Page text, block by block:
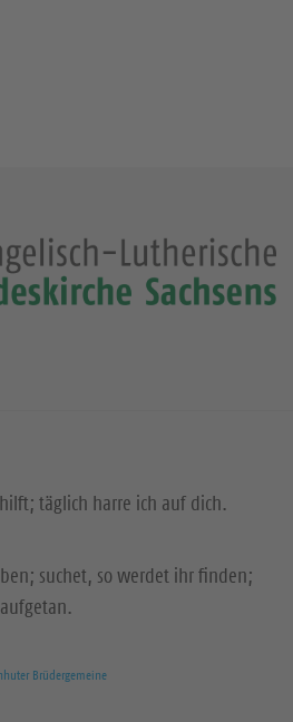
täglich harre ich auf dich.
suchet, so werdet ihr finden;
Brüdergemeine